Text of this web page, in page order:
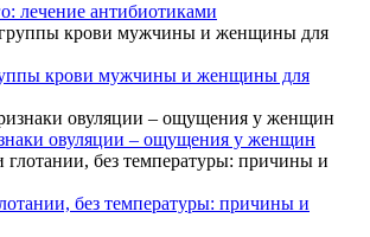
лечение антибиотиками
крови мужчины и женщины для
овуляции – ощущения у женщин
без температуры: причины и